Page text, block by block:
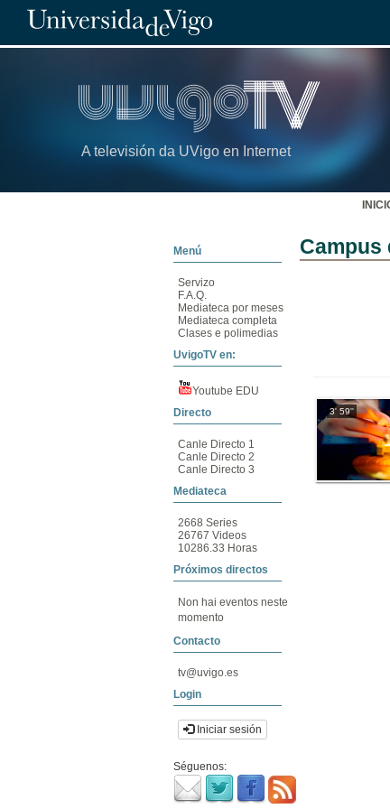
A televisión da UVigo en Internet
Menú
Servizo
F.A.Q.
Mediateca por meses
Mediateca completa
Clases e polimedias
UvigoTV en:
Youtube EDU
Directo
Canle Directo 1
Canle Directo 2
Canle Directo 3
Mediateca
2668 Series
26767 Videos
10286.33 Horas
Próximos directos
Non hai eventos neste
momento
Contacto
tv@uvigo.es
Login
Iniciar sesión
Séguenos:
Campus
3' 59''